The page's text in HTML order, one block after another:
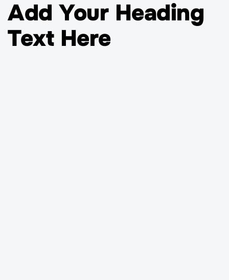
Add Your Heading
Text Here